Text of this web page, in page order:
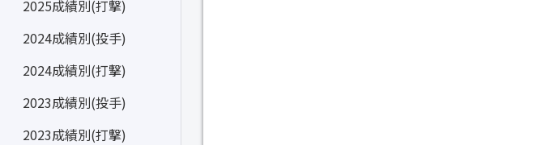
2025成績別(打撃)
2024成績別(投手)
2024成績別(打撃)
2023成績別(投手)
2023成績別(打撃)